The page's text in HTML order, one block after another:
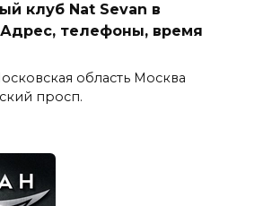
клуб Nat Sevan в
Адрес, телефоны, время
область Москва
просп.